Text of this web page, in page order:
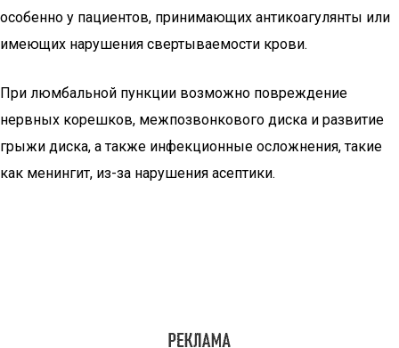
особенно у пациентов, принимающих антикоагулянты или
имеющих нарушения свертываемости крови.
При люмбальной пункции возможно повреждение
нервных корешков, межпозвонкового диска и развитие
грыжи диска, а также инфекционные осложнения, такие
как менингит, из-за нарушения асептики.